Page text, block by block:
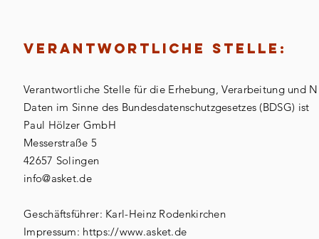
Verantwortliche Stelle:
Verantwortliche Stelle für die Erhebung, Verarbeitung und
Daten im Sinne des Bundesdatenschutzgesetzes (BDSG) ist
Paul Hölzer GmbH
Messerstraße 5
42657 Solingen
info@asket.de
Geschäftsführer: Karl-Heinz Rodenkirchen
Impressum: https://www.asket.de